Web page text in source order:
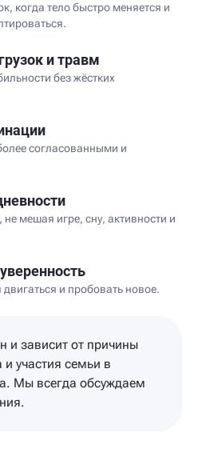
когда тело быстро меняется и
и травм
без жёстких
согласованными и
мешая игре, сну, активности и
и пробовать новое.
и зависит от причины
участия семьи в
Мы всегда обсуждаем